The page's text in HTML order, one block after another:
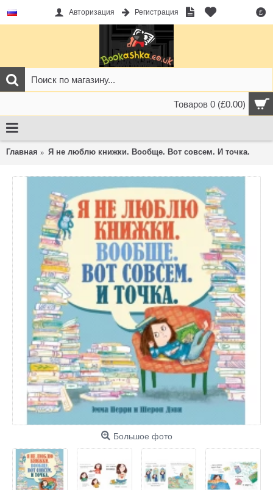
£
Авторизация Регистрация
Товаров 0 (£0.00)
Главная Я не люблю книжки. Вообще. Вот совсем. И точка.
Большое фото